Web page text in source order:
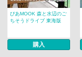
ぴあMOOK 森と水辺のご
ちそうドライブ 東海版
購入